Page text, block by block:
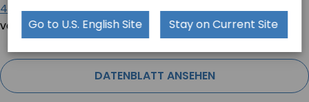
4380-10,TRT-A5380-10,TRT-5180-10undTRT-5180-12
von Teguar.
DATENBLATT ANSEHEN
Go to U.S. English Site Stay on Current Site